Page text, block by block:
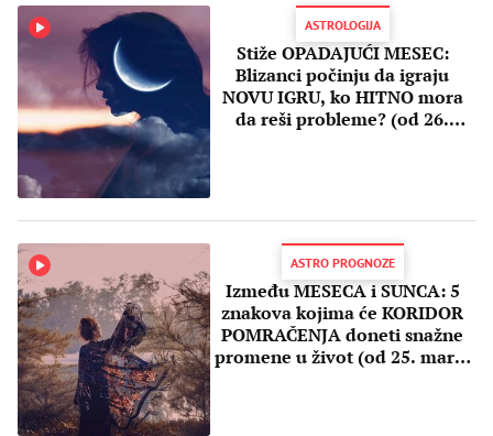
ASTROLOGIJA
Stiže OPADAJUĆI MESEC:
Blizanci počinju da igraju
NOVU IGRU, ko HITNO mora
da reši probleme? (od 26.
ASTRO PROGNOZE
Između MESECA i SUNCA: 5
znakova kojima će KORIDOR
POMRAČENJA doneti snažne
promene u život (od 25. marta